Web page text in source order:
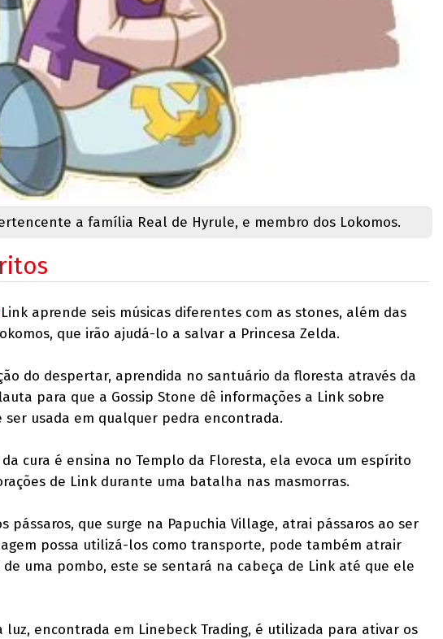
a família Real de Hyrule, e membro dos Lokomos.
aprende seis músicas diferentes com as stones, além das
que irão ajudá-lo a salvar a Princesa Zelda.
do despertar, aprendida no santuário da floresta através da
para que a Gossip Stone dê informações a Link sobre
ser usada em qualquer pedra encontrada.
da cura é ensina no Templo da Floresta, ela evoca um espírito
de Link durante uma batalha nas masmorras.
pássaros, que surge na Papuchia Village, atrai pássaros ao ser
possa utilizá-los como transporte, pode também atrair
de uma pombo, este se sentará na cabeça de Link até que ele
luz, encontrada em Linebeck Trading, é utilizada para ativar os